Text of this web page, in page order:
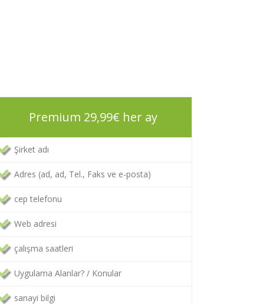
Premium 29,99€ her ay
Şirket adı
Adres (ad, ad, Tel., Faks ve e-posta)
cep telefonu
Web adresi
çalışma saatleri
Uygulama Alanlar? / Konular
sanayi bilgi